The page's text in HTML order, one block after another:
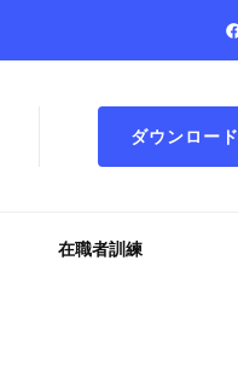
ダウンロード
在職者訓練